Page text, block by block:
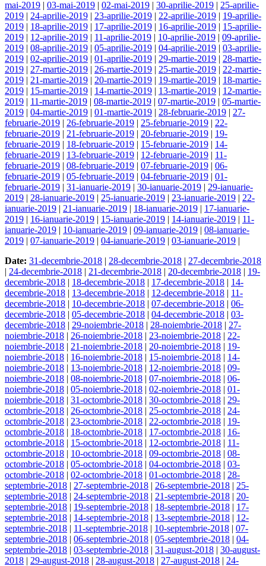
mai-2019 | 03-mai-2019 | 02-mai-2019 | 30-aprilie-2019 | 25-aprilie-
2019 | 24-aprilie-2019 | 23-aprilie-2019 | 22-aprilie-2019 | 19-aprilie-
2019 | 18-aprilie-2019 | 17-aprilie-2019 | 16-aprilie-2019 | 15-aprilie-
2019 | 12-aprilie-2019 | 11-aprilie-2019 | 10-aprilie-2019 | 09-aprilie-
2019 | 08-aprilie-2019 | 05-aprilie-2019 | 04-aprilie-2019 | 03-aprilie-
2019 | 02-aprilie-2019 | 01-aprilie-2019 | 29-martie-2019 | 28-martie-
2019 | 27-martie-2019 | 26-martie-2019 | 25-martie-2019 | 22-martie-
2019 | 21-martie-2019 | 20-martie-2019 | 19-martie-2019 | 18-martie-
2019 | 15-martie-2019 | 14-martie-2019 | 13-martie-2019 | 12-martie-
2019 | 11-martie-2019 | 08-martie-2019 | 07-martie-2019 | 05-martie-
2019 | 04-martie-2019 | 01-martie-2019 | 28-februarie-2019 | 27-
februarie-2019 | 26-februarie-2019 | 25-februarie-2019 | 22-
februarie-2019 | 21-februarie-2019 | 20-februarie-2019 | 19-
februarie-2019 | 18-februarie-2019 | 15-februarie-2019 | 14-
februarie-2019 | 13-februarie-2019 | 12-februarie-2019 | 11-
februarie-2019 | 08-februarie-2019 | 07-februarie-2019 | 06-
februarie-2019 | 05-februarie-2019 | 04-februarie-2019 | 01-
februarie-2019 | 31-ianuarie-2019 | 30-ianuarie-2019 | 29-ianuarie-
2019 | 28-ianuarie-2019 | 25-ianuarie-2019 | 23-ianuarie-2019 | 22-
ianuarie-2019 | 21-ianuarie-2019 | 18-ianuarie-2019 | 17-ianuarie-
2019 | 16-ianuarie-2019 | 15-ianuarie-2019 | 14-ianuarie-2019 | 11-
ianuarie-2019 | 10-ianuarie-2019 | 09-ianuarie-2019 | 08-ianuarie-
2019 | 07-ianuarie-2019 | 04-ianuarie-2019 | 03-ianuarie-2019 |
Date: 31-decembrie-2018 | 28-decembrie-2018 | 27-decembrie-2018
| 24-decembrie-2018 | 21-decembrie-2018 | 20-decembrie-2018 | 19-
decembrie-2018 | 18-decembrie-2018 | 17-decembrie-2018 | 14-
decembrie-2018 | 13-decembrie-2018 | 12-decembrie-2018 | 11-
decembrie-2018 | 10-decembrie-2018 | 07-decembrie-2018 | 06-
decembrie-2018 | 05-decembrie-2018 | 04-decembrie-2018 | 03-
decembrie-2018 | 29-noiembrie-2018 | 28-noiembrie-2018 | 27-
noiembrie-2018 | 26-noiembrie-2018 | 23-noiembrie-2018 | 22-
noiembrie-2018 | 21-noiembrie-2018 | 20-noiembrie-2018 | 19-
noiembrie-2018 | 16-noiembrie-2018 | 15-noiembrie-2018 | 14-
noiembrie-2018 | 13-noiembrie-2018 | 12-noiembrie-2018 | 09-
noiembrie-2018 | 08-noiembrie-2018 | 07-noiembrie-2018 | 06-
noiembrie-2018 | 05-noiembrie-2018 | 02-noiembrie-2018 | 01-
noiembrie-2018 | 31-octombrie-2018 | 30-octombrie-2018 | 29-
octombrie-2018 | 26-octombrie-2018 | 25-octombrie-2018 | 24-
octombrie-2018 | 23-octombrie-2018 | 22-octombrie-2018 | 19-
octombrie-2018 | 18-octombrie-2018 | 17-octombrie-2018 | 16-
octombrie-2018 | 15-octombrie-2018 | 12-octombrie-2018 | 11-
octombrie-2018 | 10-octombrie-2018 | 09-octombrie-2018 | 08-
octombrie-2018 | 05-octombrie-2018 | 04-octombrie-2018 | 03-
octombrie-2018 | 02-octombrie-2018 | 01-octombrie-2018 | 28-
septembrie-2018 | 27-septembrie-2018 | 26-septembrie-2018 | 25-
septembrie-2018 | 24-septembrie-2018 | 21-septembrie-2018 | 20-
septembrie-2018 | 19-septembrie-2018 | 18-septembrie-2018 | 17-
septembrie-2018 | 14-septembrie-2018 | 13-septembrie-2018 | 12-
septembrie-2018 | 11-septembrie-2018 | 10-septembrie-2018 | 07-
septembrie-2018 | 06-septembrie-2018 | 05-septembrie-2018 | 04-
septembrie-2018 | 03-septembrie-2018 | 31-august-2018 | 30-august-
2018 | 29-august-2018 | 28-august-2018 | 27-august-2018 | 24-